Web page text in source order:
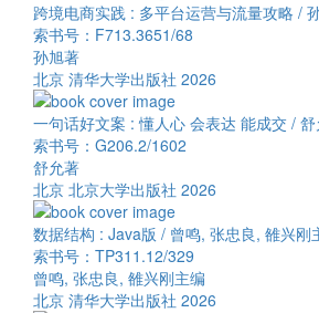
跨境电商实践 : 多平台运营与流量攻略 /
索书号：F713.3651/68
孙旭著
北京 清华大学出版社 2026
一句话好文案 : 懂人心 会表达 能成交 /
索书号：G206.2/1602
舒允著
北京 北京大学出版社 2026
数据结构 : Java版 / 曾鸣, 张忠良, 雒兴刚
索书号：TP311.12/329
曾鸣, 张忠良, 雒兴刚主编
北京 清华大学出版社 2026